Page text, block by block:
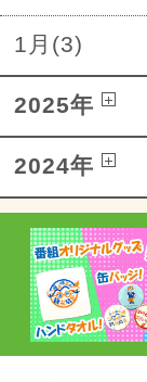
1月(3)
2025年
2024年